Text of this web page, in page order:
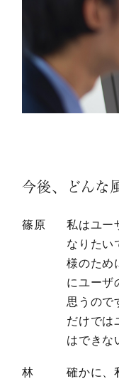
今後、どんな
篠原
私はユー
なりたい
様のため
にユーザ
思うので
だけでは
はできな
林
確かに、